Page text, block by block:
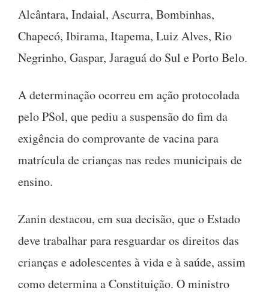
Alcântara, Indaial, Ascurra, Bombinhas,
Chapecó, Ibirama, Itapema, Luiz Alves, Rio
Negrinho, Gaspar, Jaraguá do Sul e Porto Belo.
A determinação ocorreu em ação protocolada
pelo PSol, que pediu a suspensão do fim da
exigência do comprovante de vacina para
matrícula de crianças nas redes municipais de
ensino.
Zanin destacou, em sua decisão, que o Estado
deve trabalhar para resguardar os direitos das
crianças e adolescentes à vida e à saúde, assim
como determina a Constituição. O ministro